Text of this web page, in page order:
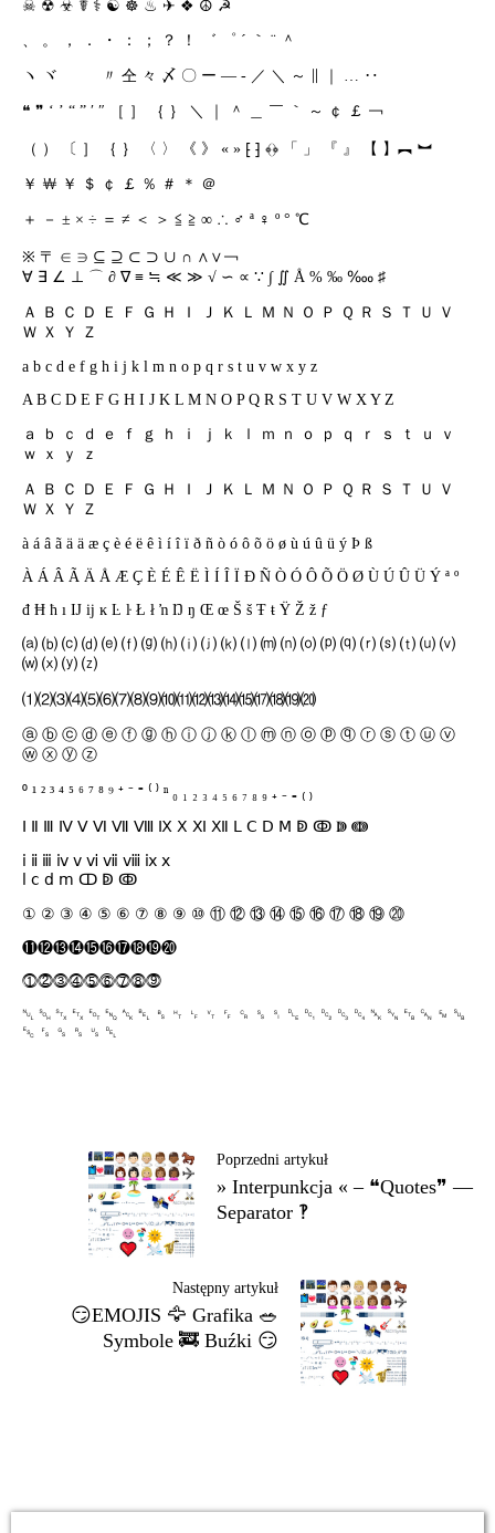
☠ ☢ ☣ ☤ ⚕️ ☯ ☸ ♨ ✈ ❖ ☮ ☭
、 。 ， ． ・ ： ； ？ ！ ゛ ゜ ´ ｀ ¨ ＾
ヽ ヾ ゝ ゞ 〃 仝 々 〆 〇 ー ― ‐ ／ ＼ ～ ∥ ｜ … ‥
❝ ❞ ‘ ’ “ ” ′ ″ ［ ］ ｛ ｝ ＼ ｜ ＾ ＿ ￣ ｀ ～ ￠ ￡ ￢
（ ） 〔 ］ ｛ ｝ 〈 〉 《 》 « » ⁅ ⁆ ﴾﴿ 「 」 『 』 【 】︻ ︼
￥ ￦ ￥ ＄ ￠ ￡ ％ ＃ ＊ ＠
＋ － ± × ÷ ＝ ≠ ＜ ＞ ≦ ≧ ∞ ∴ ♂ ª ♀ º ° ℃
※ 〒 ∈ ∋ ⊆ ⊇ ⊂ ⊃ ∪ ∩ ∧∨￢
∀ ∃ ∠ ⊥ ⌒ ∂ ∇ ≡ ≒ ≪ ≫ √ ∽ ∝ ∵ ∫ ∬ Å % ‰ ‱ ♯
Ａ Ｂ Ｃ Ｄ Ｅ Ｆ Ｇ Ｈ Ｉ Ｊ Ｋ Ｌ Ｍ Ｎ Ｏ Ｐ Ｑ Ｒ Ｓ Ｔ Ｕ Ｖ
Ｗ Ｘ Ｙ Ｚ
a b c d e f g h i j k l m n o p q r s t u v w x y z
A B C D E F G H I J K L M N O P Q R S T U V W X Y Z
ａ ｂ ｃ ｄ ｅ ｆ ｇ ｈ ｉ ｊ ｋ ｌ ｍ ｎ ｏ ｐ ｑ ｒ ｓ ｔ ｕ ｖ
ｗ ｘ ｙ ｚ
Ａ Ｂ Ｃ Ｄ Ｅ Ｆ Ｇ Ｈ Ｉ Ｊ Ｋ Ｌ Ｍ Ｎ Ｏ Ｐ Ｑ Ｒ Ｓ Ｔ Ｕ Ｖ
Ｗ Ｘ Ｙ Ｚ
à á â ã ä ä æ ç è é ë ê ì í î ï ð ñ ò ó ô õ ö ø ù ú û ü ý Þ ß
À Á Â Ã Ä Å Æ Ç È É Ê Ë Ì Í Î Ï Ð Ñ Ò Ó Ô Õ Ö Ø Ù Ú Û Ü Ý ª º
đ Ħ ħ ı Ĳ ĳ ĸ Ŀ ŀ Ł ł ŉ Ŋ ŋ Œ œ Š š Ŧ ŧ Ÿ Ž ž ƒ
⒜ ⒝ ⒞ ⒟ ⒠ ⒡ ⒢ ⒣ ⒤ ⒥ ⒦ ⒧ ⒨ ⒩ ⒪ ⒫ ⒬ ⒭ ⒮ ⒯ ⒰ ⒱
⒲ ⒳ ⒴ ⒵
⑴⑵⑶⑷⑸⑹⑺⑻⑼⑽⑾⑿⒀⒁⒂⒄⒅⒆⒇
ⓐ ⓑ ⓒ ⓓ ⓔ ⓕ ⓖ ⓗ ⓘ ⓙ ⓚ ⓛ ⓜ ⓝ ⓞ ⓟ ⓠ ⓡ ⓢ ⓣ ⓤ ⓥ
ⓦ ⓧ ⓨ ⓩ
⁰ ¹ ² ³ ⁴ ⁵ ⁶ ⁷ ⁸ ⁹ ⁺ ⁻ ⁼ ⁽ ⁾ ⁿ ₀ ₁ ₂ ₃ ₄ ₅ ₆ ₇ ₈ ₉ ₊ ₋ ₌ ₍ ₎
Ⅰ Ⅱ Ⅲ Ⅳ Ⅴ Ⅵ Ⅶ Ⅷ Ⅸ Ⅹ Ⅺ Ⅻ Ⅼ Ⅽ Ⅾ Ⅿ ↁ ↂ ↇ ↈ
ⅰ ⅱ ⅲ ⅳ ⅴ ⅵ ⅶ ⅷ ⅸ ⅹ
ⅼ ⅽ ⅾ ⅿ ↀ ↁ ↂ
① ② ③ ④ ⑤ ⑥ ⑦ ⑧ ⑨ ⑩ ⑪ ⑫ ⑬ ⑭ ⑮ ⑯ ⑰ ⑱ ⑲ ⑳
⓫⓬⓭⓮⓯⓰⓱⓲⓳⓴
⓵⓶⓷⓸⓹⓺⓻⓼⓽
␀ ␁ ␂ ␃ ␄ ␅ ␆ ␇ ␈ ␉ ␊ ␋ ␌ ␍ ␎ ␏ ␐ ␑ ␒ ␓ ␔ ␕ ␖ ␗ ␘ ␙ ␚
␛ ␜ ␝ ␞ ␟ ␡
Poprzedni artykuł
» Interpunkcja « – ❝Quotes❞ —
Separator ‽
Następny artykuł
😏EMOJIS 🦅 Grafika 🥗
Symbole 🚒 Buźki 😏